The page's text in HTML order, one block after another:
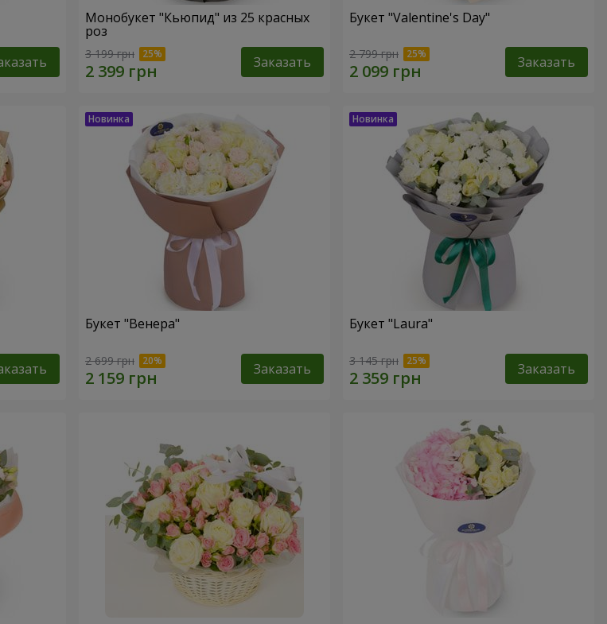
Монобукет "Кьюпид" из 25 красных
роз
3 199 грн Заказать
Букет "Valentine's Day"
2 799 грн Заказать
Букет "Венера"
2 699 грн Заказать
Букет "Laura"
3 145 грн Заказать